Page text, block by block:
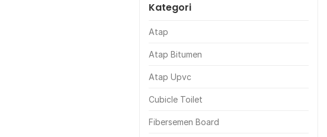
Kategori
Atap
Atap Bitumen
Atap Upvc
Cubicle Toilet
Fibersemen Board